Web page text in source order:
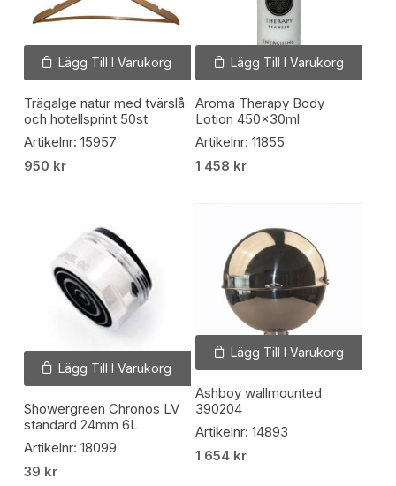
Lägg Till I Varukorg
Trägalge natur med tvärslå
och hotellsprint 50st
Artikelnr: 15957
950 kr
Lägg Till I Varukorg
Aroma Therapy Body
Lotion 450x30ml
Artikelnr: 11855
1 458 kr
Lägg Till I Varukorg
Showergreen Chronos LV
standard 24mm 6L
Artikelnr: 18099
39 kr
Lägg Till I Varukorg
Ashboy wallmounted
390204
Artikelnr: 14893
1 654 kr